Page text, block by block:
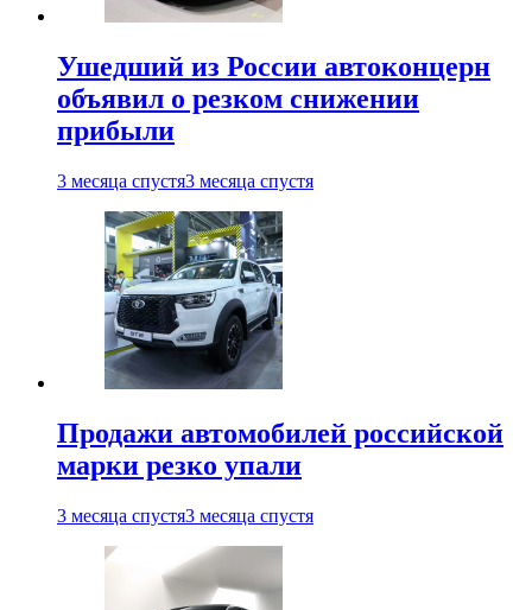
Ушедший из России автоконцерн
объявил о резком снижении
прибыли
3 месяца спустя3 месяца спустя
Продажи автомобилей российской
марки резко упали
3 месяца спустя3 месяца спустя